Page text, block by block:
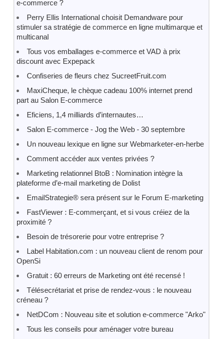
e-commerce ?
Perry Ellis International choisit Demandware pour
stimuler sa stratégie de commerce en ligne multimarque et
multicanal
Tous vos emballages e-commerce et VAD à prix
discount avec Expepack
Confiseries de fleurs chez SucreetFruit.com
MaxiCheque, le chèque cadeau 100% internet prend
part au Salon E-commerce
Eficiens, 1,4 milliards d’internautes…
Salon E-commerce - Jog the Web - 30 septembre
Un nouveau lexique en ligne sur Webmarketer-en-herbe
Comment accéder aux ventes privées ?
Marketing relationnel BtoB : Nomination intègre la
plateforme d’e-mail marketing de Dolist
EmailStrategie® sera présent sur le Forum E-marketing
FastViewer : E-commerçant, et si vous créiez de la
proximité ?
Besoin de trésorerie pour votre entreprise ?
Label Habitation.com : un nouveau client de renom pour
OpenSi
Gratuit : 60 erreurs de Marketing ont été recensé !
Télésecrétariat et prise de rendez-vous : le nouveau
créneau ?
NetDCom : Nouveau site et solution e-commerce "Arko"
Tous les conseils pour aménager votre bureau